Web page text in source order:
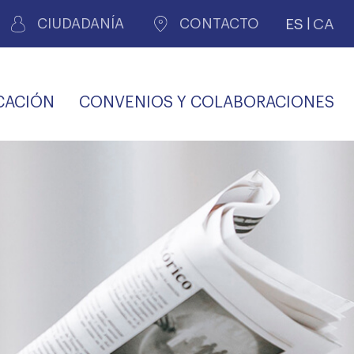
CIUDADANÍA CONTACTO ES CA
CONVENIOS Y COLABORACIONES
PERSONAL LABORAL
COMLL
SALUD Y APOYO AL
AGENCIA DE
VIDA
PROFESIONAL
OFERTAS Y
TRANSPARENCIA
TRÁMITES CONSULTA
MÉDICA